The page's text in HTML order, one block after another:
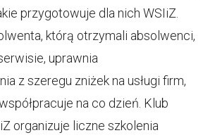
przygotowuje dla nich WSIiZ.
którą otrzymali absolwenci,
uprawnia
z szeregu zniżek na usługi firm,
na co dzień. Klub
organizuje liczne szkolenia